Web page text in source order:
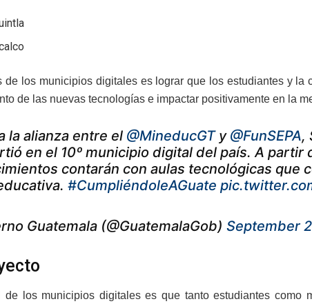
de los municipios digitales es lograr que los estudiantes y la
de las nuevas tecnologías e impactar positivamente en la
la alianza entre el @MineducGTy @FunSEPA,
en el 10º municipio digital del país. A partir
contarán con aulas tecnológicas que
#CumpliéndoleAGuate
Guatemala (@GuatemalaGob) September
de los municipios digitales es que tanto estudiantes como